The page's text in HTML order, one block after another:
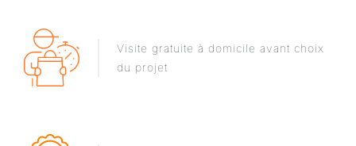
Visite gratuite à domicile avant choix
du projet